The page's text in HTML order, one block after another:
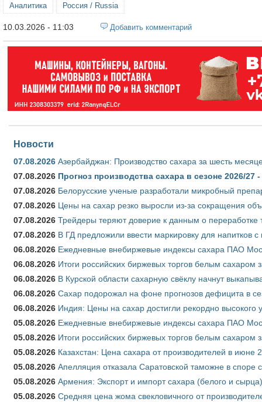
Аналитика Россия / Russia
10.03.2026 - 11:03 Добавить комментарий
Новости
07.08.2026 Азербайджан: Производство сахара за шесть
07.08.2026 Прогноз производства сахара в сезоне 2026/
07.08.2026 Белорусские ученые разработали микробный
07.08.2026 Цены на сахар резко выросли из-за сокращения
07.08.2026 Трейдеры теряют доверие к данным о переработке
07.08.2026 В ГД предложили ввести маркировку для напитков
06.08.2026 Ежедневные внебиржевые индексы сахара ПАО
06.08.2026 Итоги российских биржевых торгов белым сахаром
06.08.2026 В Курской области сахарную свёклу начнут
06.08.2026 Сахар подорожал на фоне прогнозов дефицита в
06.08.2026 Индия: Цены на сахар достигли рекордно высокого
05.08.2026 Ежедневные внебиржевые индексы сахара ПАО
05.08.2026 Итоги российских биржевых торгов белым сахаром
05.08.2026 Казахстан: Цена сахара от производителей в июне
05.08.2026 Апелляция отказала Саратовской таможне в
05.08.2026 Армения: Экспорт и импорт сахара (белого и
05.08.2026 Средняя цена жома свекловичного от